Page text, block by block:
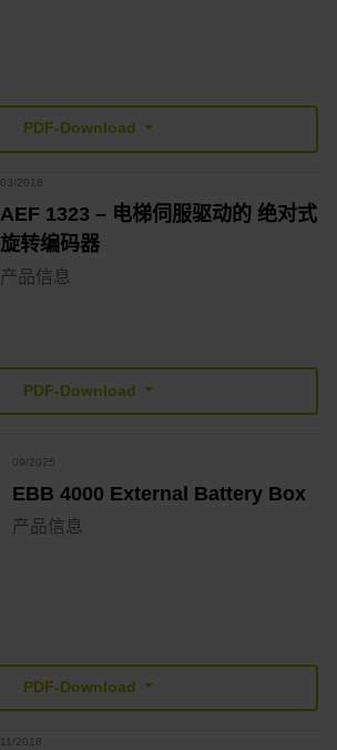
PDF-Download
03/2018
AEF 1323 – 电梯伺服驱动的 绝对式
旋转编码器
产品信息
PDF-Download
09/2025
EBB 4000 External Battery Box
产品信息
PDF-Download
11/2018